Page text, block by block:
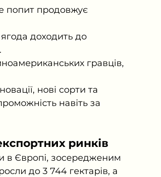
попит продовжує
доходить до
гравців,
нові сорти та
навіть за
ринків
в Європі, зосередженим
до 3 744 гектарів, а